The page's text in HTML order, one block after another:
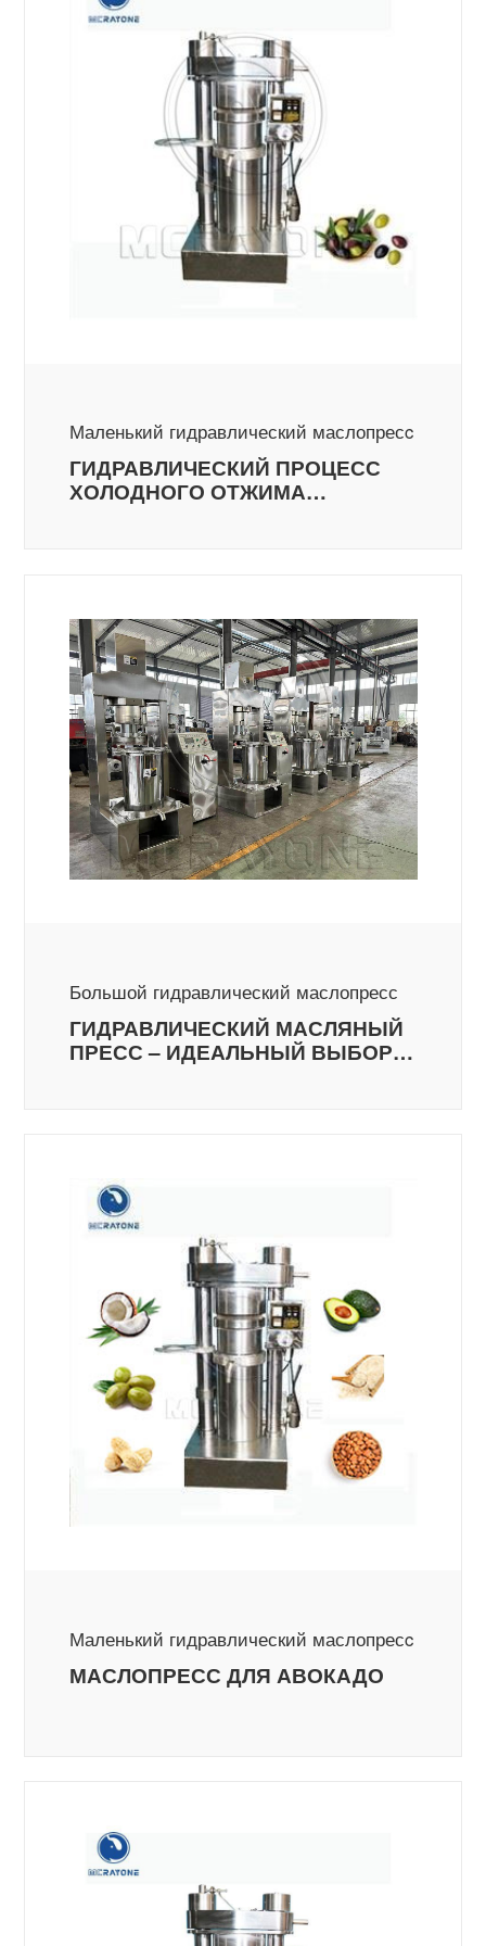
Маленький гидравлический маслопресc
ГИДРАВЛИЧЕСКИЙ ПРОЦЕСС
ХОЛОДНОГО ОТЖИМА
Большой гидравлический маслопресс
ГИДРАВЛИЧЕСКИЙ МАСЛЯНЫЙ
ПРЕСС – ИДЕАЛЬНЫЙ ВЫБОР
Маленький гидравлический маслопресc
МАСЛОПРЕСС ДЛЯ АВОКАДО